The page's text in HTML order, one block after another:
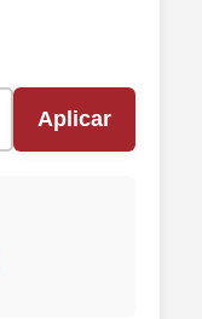
Aplicar